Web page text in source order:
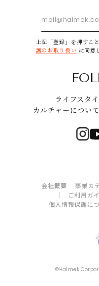
上記「登録」を押すこ
護のお取り扱い に同意
ライフスタ
カルチャーについ
会社概要 事業カ
ご利用ガ
個人情報保護に
©Halmek